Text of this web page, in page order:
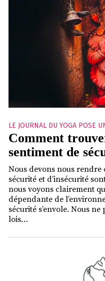
LE JOURNAL DU YOGA POSE
Comment
sentiment de
Nous devons nous rendre
sécurité et d’insécurité
nous voyons clairement
dépendante de
sécurité s’envole. Nous
lois…